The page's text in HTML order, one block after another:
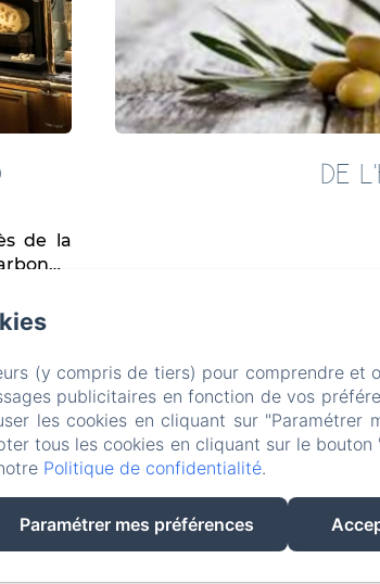
de la
DE
MAISON D’HÔTES Ô VILLAGE
Gambetta, Ouveillan, 11590, France
info@ovillagebnb.com
+336.36.18.81.06
Maison d'Hôtes ÔVILLAGE
(y compris de tiers) pour comprendre et
publicitaires en fonction de vos
les cookies en cliquant sur "Paramétrer
tous les cookies en cliquant sur le
Politique de confidentialité.
Paramétrer mes préférences